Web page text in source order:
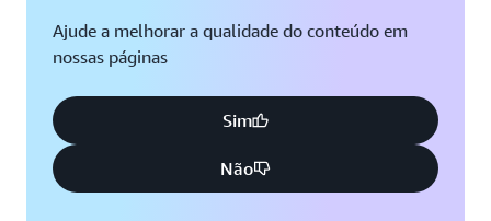
Ajude a melhorar a qualidade do conteúdo em
nossas páginas
Sim
Não